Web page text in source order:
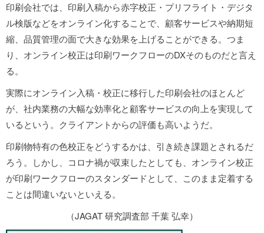
印刷会社では、印刷入稿から赤字校正・プリフライト・デジタ
ル検版などをオンライン化することで、顧客サービスや納期短
縮、品質管理の面で大きな効果を上げることができる。つま
り、オンライン校正は印刷ワークフローのDXそのものだと言え
る。
実際にオンライン入稿・校正に移行した印刷会社のほとんど
が、社内業務の大幅な効率化と顧客サービスの向上を実現して
いるという。クライアントからの評価も高いようだ。
印刷物特有の色校正をどうするかは、引き続き課題とされるだ
ろう。しかし、コロナ禍が収束したとしても、オンライン校正
が印刷ワークフローのスタンダードとして、このまま定着する
ことは間違いないといえる。
（JAGAT 研究調査部 千葉 弘幸）